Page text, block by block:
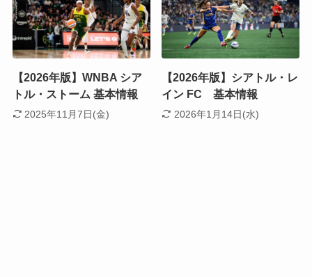
【2026年版】WNBA シア
トル・ストーム 基本情報
2025年11月7日(金)
【2026年版】シアトル・レ
イン FC 基本情報
2026年1月14日(水)